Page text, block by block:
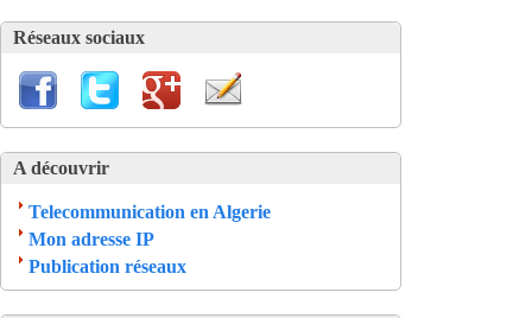
Réseaux sociaux
A découvrir
Telecommunication en Algerie
Mon adresse IP
Publication réseaux